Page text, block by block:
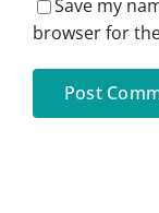
Save my
browser for